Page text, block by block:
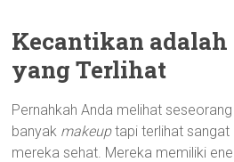
Kecantikan adalah
yang Terlihat
Pernahkah Anda melihat
banyak makeuptapi terlihat sangat
mereka sehat. Mereka memiliki